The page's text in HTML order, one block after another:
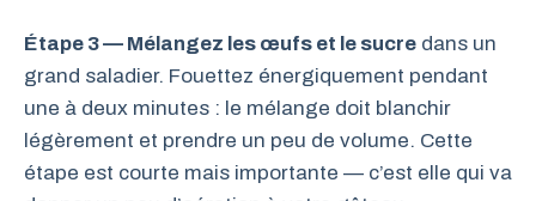
Étape 3 — Mélangez les œufs et le sucre dans un
grand saladier. Fouettez énergiquement pendant
une à deux minutes : le mélange doit blanchir
légèrement et prendre un peu de volume. Cette
étape est courte mais importante — c’est elle qui va